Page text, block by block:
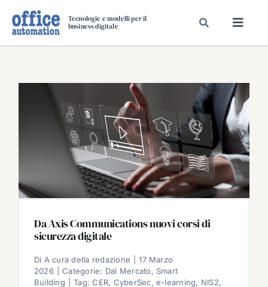
Tecnologie e modelli per il
business digitale
TAVOLE ROTONDE DI REDAZIONE
DAL MERCATO
EVENTI
Da Axis Communications nuovi corsi di
sicurezza digitale
Di A cura della redazione
17 Marzo
2026
Categorie: Dal Mercato, Smart
Building
Tag:CER, CyberSec, e-learning, NIS2,